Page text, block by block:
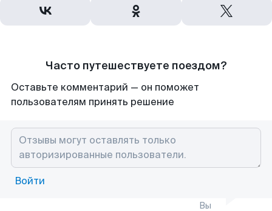
Часто путешествуете поездом?
Оставьте комментарий — он поможет
пользователям принять решение
Войти
Вы